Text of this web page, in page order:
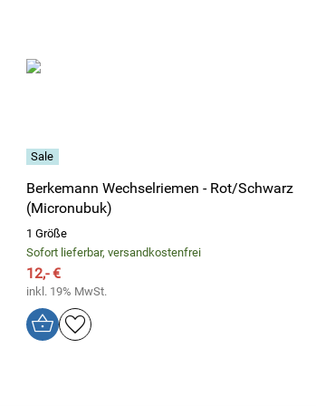
Berkemann Wechselriemen - Rot/Schwarz
(Micronubuk)
1 Größe
Sofort lieferbar, versandkostenfrei
12,- €
inkl. 19% MwSt.